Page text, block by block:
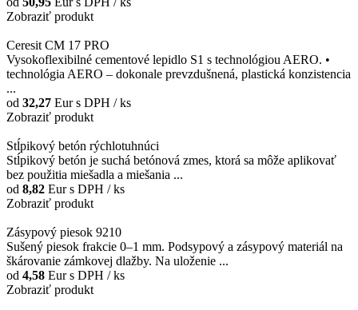
Zobraziť produkt
Ceresit CM 17 PRO
Vysokoflexibilné cementové lepidlo S1 s technológiou AERO. •
technológia AERO – dokonale prevzdušnená, plastická konzistencia
...
od 32,27 Eurs DPH / ks
Zobraziť produkt
Stĺpikový betón rýchlotuhnúci
Stĺpikový betón je suchá betónová zmes, ktorá sa môže aplikovať
bez použitia miešadla a miešania ...
od 8,82 Eurs DPH / ks
Zobraziť produkt
Zásypový piesok 9210
Sušený piesok frakcie 0–1 mm. Podsypový a zásypový materiál na
škárovanie zámkovej dlažby. Na uloženie ...
od 4,58 Eurs DPH / ks
Zobraziť produkt